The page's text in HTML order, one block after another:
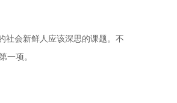
会新鲜人应该深思的课题。不
一项。